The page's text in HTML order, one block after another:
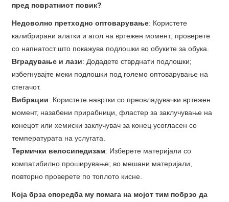
пред повратниот повик?
Недоволно претходно оптоварување: Користете
калибрирани алатки и агол на вртежен момент; проверете
со напнатост што покажува подлошки во обуките за обука.
Вградување и лази: Додадете стврднати подлошки;
избегнувајте меки подлошки под големо оптоварување на
стегачот.
Вибрации: Користете навртки со преовладувачки вртежен
момент, назабени прирабници, фластер за заклучување на
конецот или хемиски заклучувач за конец усогласен со
температурата на услугата.
Термички велосипедизам: Изберете материјали со
компатибилно проширување; во мешани материјали,
повторно проверете по топлото кисне.
Која брза споредба му помага на мојот тим побрзо да